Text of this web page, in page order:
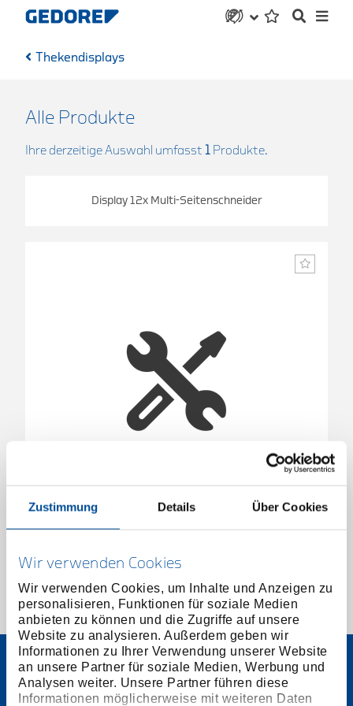
Zustimmung Details Über Cookies
Wir verwenden Cookies
Wir verwenden Cookies, um Inhalte und Anzeigen zu
personalisieren, Funktionen für soziale Medien
anbieten zu können und die Zugriffe auf unsere
Website zu analysieren. Außerdem geben wir
Informationen zu Ihrer Verwendung unserer Website
an unsere Partner für soziale Medien, Werbung und
Analysen weiter. Unsere Partner führen diese
Informationen möglicherweise mit weiteren Daten
Thekendisplays
Alle Produkte
Ihre derzeitige Auswahl umfasst 1 Produkte.
Display 12x Multi-Seitenschneider
Display 12x Multi-Seitenschneider
3301936/ R28009212
Preis auf Anfrage
1 von 1